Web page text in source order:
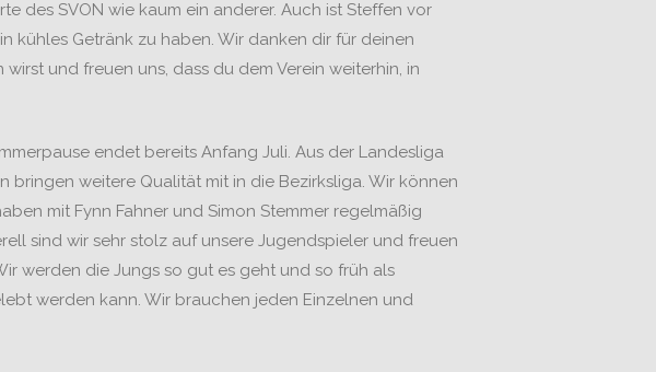
des SVON wie kaum ein anderer. Auch ist Steffen vor
kühles Getränk zu haben. Wir danken dir für deinen
und freuen uns, dass du dem Verein weiterhin, in
endet bereits Anfang Juli. Aus der Landesliga
weitere Qualität mit in die Bezirksliga. Wir können
mit Fynn Fahner und Simon Stemmer regelmäßig
sind wir sehr stolz auf unsere Jugendspieler und freuen
werden die Jungs so gut es geht und so früh als
werden kann. Wir brauchen jeden Einzelnen und